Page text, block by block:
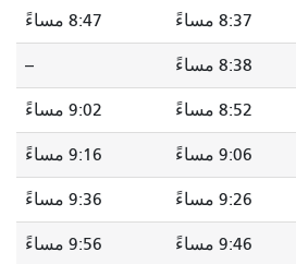
8:37 مساءً 8:47 مساءً
8:38 مساءً --
8:52 مساءً 9:02 مساءً
9:06 مساءً 9:16 مساءً
9:26 مساءً 9:36 مساءً
9:46 مساءً 9:56 مساءً